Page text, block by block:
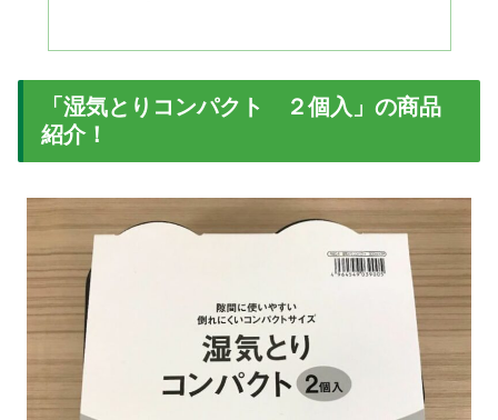
「湿気とりコンパクト ２個入」の商品
紹介！